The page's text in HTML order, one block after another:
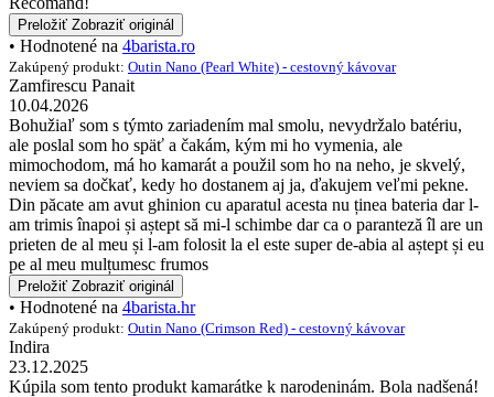
Preložiť Zobraziť originál
• Hodnotené na 4barista.ro
Zakúpený produkt: Outin Nano (Pearl White) - cestovný kávovar
Zamfirescu Panait
10.04.2026
Bohužiaľ som s týmto zariadením mal smolu, nevydržalo batériu,
ale poslal som ho späť a čakám, kým mi ho vymenia, ale
mimochodom, má ho kamarát a použil som ho na neho, je skvelý,
neviem sa dočkať, kedy ho dostanem aj ja, ďakujem veľmi pekne.
Din păcate am avut ghinion cu aparatul acesta nu ținea bateria dar l-
am trimis înapoi și aștept să mi-l schimbe dar ca o paranteză îl are un
prieten de al meu și l-am folosit la el este super de-abia al aștept și eu
pe al meu mulțumesc frumos
Preložiť Zobraziť originál
• Hodnotené na 4barista.hr
Zakúpený produkt: Outin Nano (Crimson Red) - cestovný kávovar
Indira
23.12.2025
Kúpila som tento produkt kamarátke k narodeninám. Bola nadšená!